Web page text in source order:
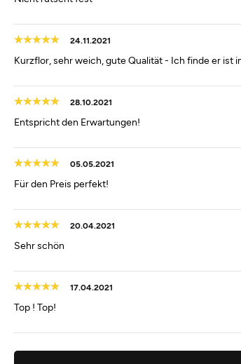
24.11.2021
Kurzflor, sehr weich, gute Qualität - Ich finde er ist
28.10.2021
Entspricht den Erwartungen!
05.05.2021
Für den Preis perfekt!
20.04.2021
Sehr schön
17.04.2021
Top ! Top!